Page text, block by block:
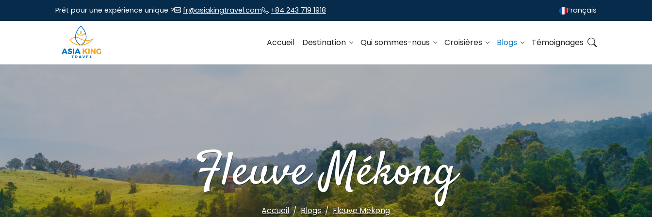
Prêt pour une expérience unique ? fr@asiakingtravel.com +84 243 719 1918 Français
Accueil Destination Qui sommes-nous Croisières Blogs Témoignages
Fleuve Mékong
Accueil Blogs Fleuve Mékong